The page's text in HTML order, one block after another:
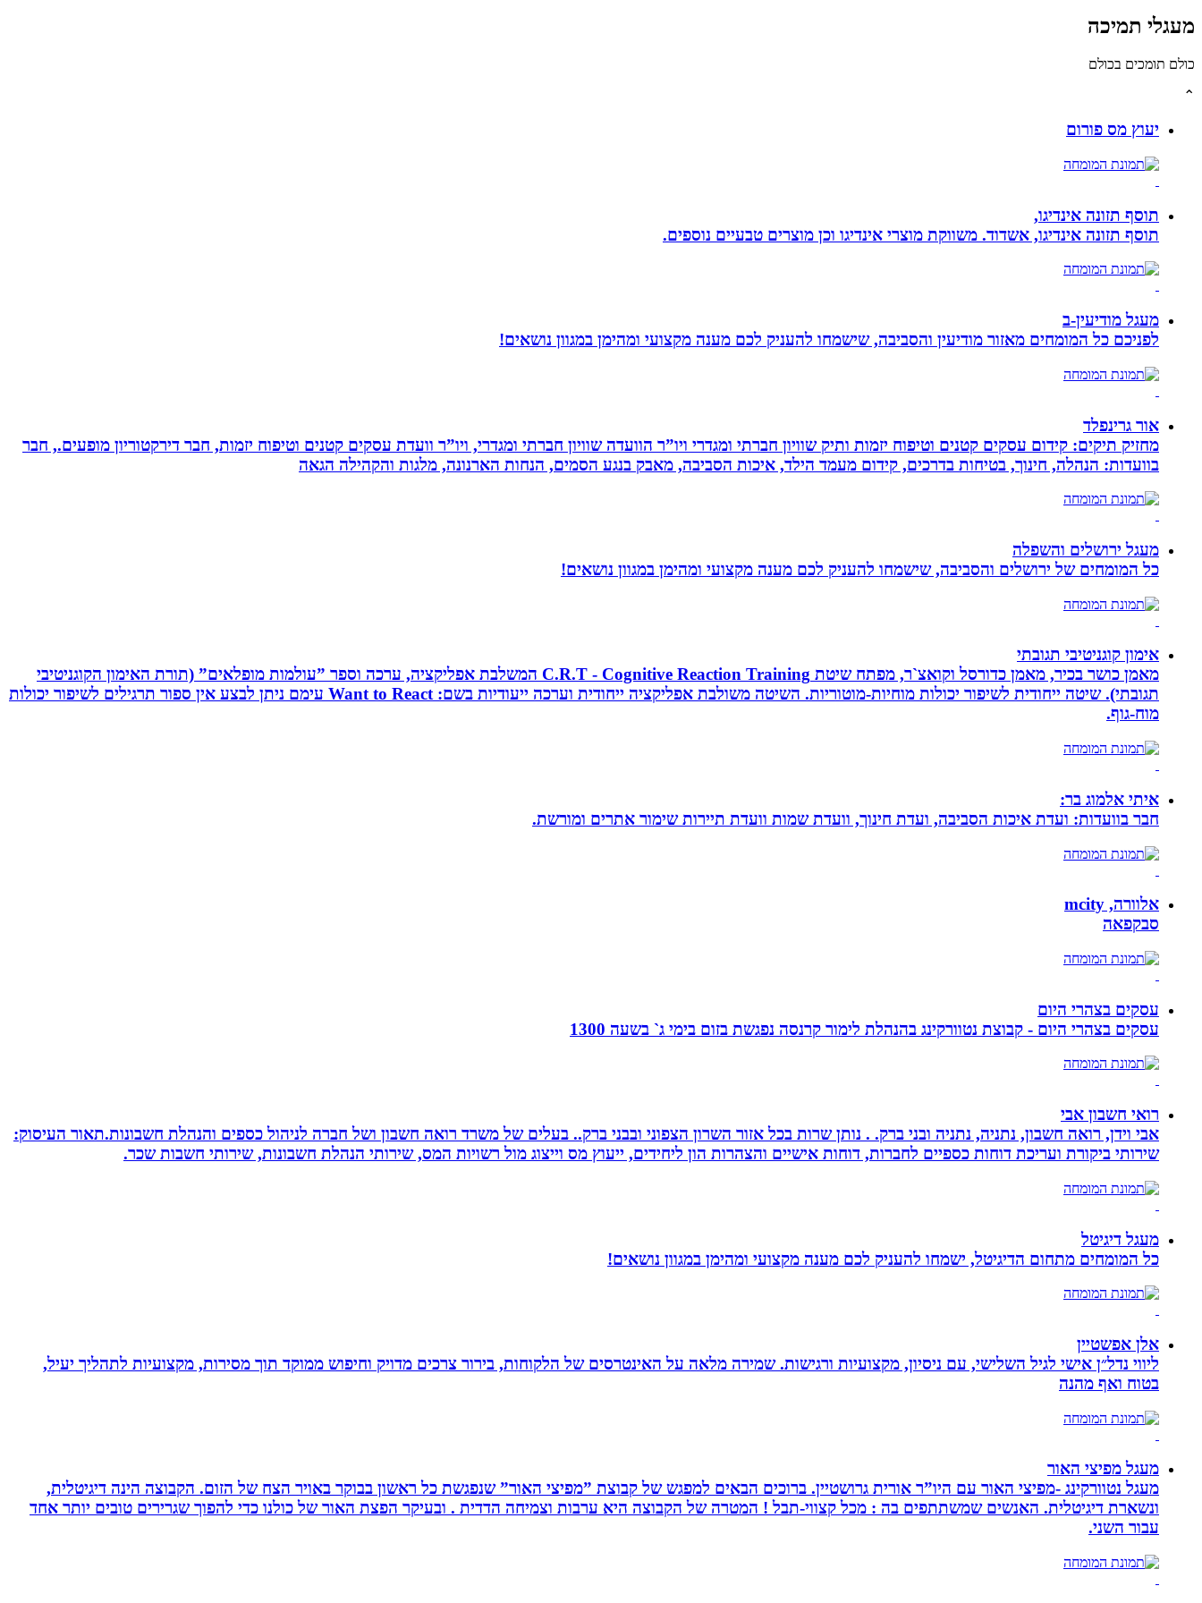
מעגלי תמיכה
כולם תומכים בכולם
⌃
יעוץ מס פורום
תוסף תזונה אינדיגו,
תוסף תזונה אינדיגו, אשדוד. משווקת מוצרי אינדיגו וכן מוצרים טבעיים נוספים.
מעגל מודיעין-ב
לפניכם כל המומחים מאזור מודיעין והסביבה, שישמחו להעניק לכם מענה מקצועי ומהימן במגוון נושאים!
אור גרינפלד
מחזיק תיקים: קידום עסקים קטנים וטיפוח יזמות ותיק שוויון חברתי ומגדרי ויו”ר הוועדה שוויון חברתי ומגדרי, ויו”ר וועדת עסקים קטנים וטיפוח יזמות, חבר דירקטוריון מופעים., חבר
בוועדות: הנהלה, חינוך, בטיחות בדרכים, קידום מעמד הילד, איכות הסביבה, מאבק בנגע הסמים, הנחות הארנונה, מלגות והקהילה הגאה
מעגל ירושלים והשפלה
כל המומחים של ירושלים והסביבה, שישמחו להעניק לכם מענה מקצועי ומהימן במגוון נושאים!
אימון קוגניטיבי תגובתי
מאמן כושר בכיר, מאמן כדורסל וקואצ`ר, מפתח שיטת C.R.T - Cognitive Reaction Training המשלבת אפליקציה, ערכה וספר ”עולמות מופלאים” (תורת האימון הקוגניטיבי
תגובתי). שיטה ייחודית לשיפור יכולות מוחיות-מוטוריות. השיטה משולבת אפליקציה ייחודית וערכה ייעודיות בשם: Want to React עימם ניתן לבצע אין ספור תרגילים לשיפור יכולות
מוח-גוף.
איתי אלמוג בר:
חבר בוועדות: ועדת איכות הסביבה, ועדת חינוך, וועדת שמות וועדת תיירות שימור אתרים ומורשת.
אלוורה, mcity
סבקפאה
עסקים בצהרי היום
עסקים בצהרי היום - קבוצת נטוורקינג בהנהלת לימור קרנסה נפגשת בזום בימי ג` בשעה 1300
רואי חשבון אבי
אבי וידן, רואה חשבון, נתניה, נתניה ובני ברק. . נותן שרות בכל אזור השרון הצפוני ובבני ברק.. בעלים של משרד רואה חשבון ושל חברה לניהול כספים והנהלת חשבונות.תאור העיסוק:
שירותי ביקורת ועריכת דוחות כספיים לחברות, דוחות אישיים והצהרות הון ליחידים, ייעוץ מס וייצוג מול רשויות המס, שירותי הנהלת חשבונות, שירותי חשבות שכר.
מעגל דיגיטל
כל המומחים מתחום הדיגיטל, ישמחו להעניק לכם מענה מקצועי ומהימן במגוון נושאים!
אלן אפשטיין
ליווי נדל״ן אישי לגיל השלישי, עם ניסיון, מקצועיות ורגישות. שמירה מלאה על האינטרסים של הלקוחות, בירור צרכים מדויק וחיפוש ממוקד תוך מסירות, מקצועיות לתהליך יעיל,
בטוח ואף מהנה
מעגל מפיצי האור
מעגל נטוורקינג -מפיצי האור עם היו”ר אורית גרושטיין. ברוכים הבאים למפגש של קבוצת ”מפיצי האור” שנפגשת כל ראשון בבוקר באויר הצח של הזום. הקבוצה הינה דיגיטלית,
ונשארת דיגיטלית. האנשים שמשתתפים בה : מכל קצווי-תבל ! המטרה של הקבוצה היא ערבות וצמיחה הדדית . ובעיקר הפצת האור של כולנו כדי להפוך שגרירים טובים יותר אחד
עבור השני.